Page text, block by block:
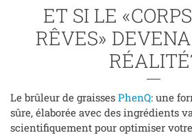
ET SI LE
RÊVES»
Le brûleur de graisses PhenQ: une
sûre, élaborée avec des ingrédients
scientifiquement pour optimiser